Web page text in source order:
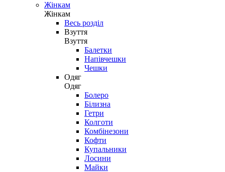
Жінкам
Жінкам
Весь розділ
Взуття
Взуття
Балетки
Напівчешки
Чешки
Одяг
Одяг
Болеро
Білизна
Гетри
Колготи
Комбінезони
Кофти
Купальники
Лосини
Майки